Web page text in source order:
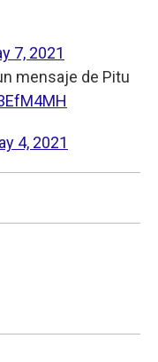
7, 2021
mensaje de Pitu
4, 2021